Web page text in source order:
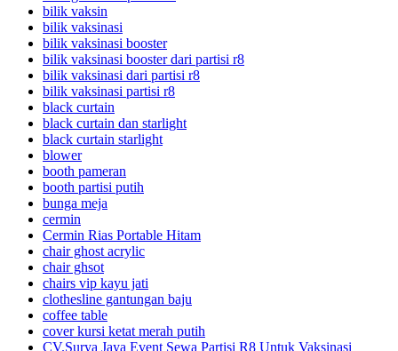
bilik vaksin
bilik vaksinasi
bilik vaksinasi booster
bilik vaksinasi booster dari partisi r8
bilik vaksinasi dari partisi r8
bilik vaksinasi partisi r8
black curtain
black curtain dan starlight
black curtain starlight
blower
booth pameran
booth partisi putih
bunga meja
cermin
Cermin Rias Portable Hitam
chair ghost acrylic
chair ghsot
chairs vip kayu jati
clothesline gantungan baju
coffee table
cover kursi ketat merah putih
CV.Surya Jaya Event Sewa Partisi R8 Untuk Vaksinasi